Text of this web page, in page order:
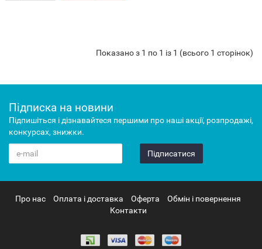
Показано з 1 по 1 із 1 (всього 1 сторінок)
Підписка на новини
Підпишіться і дізнавайтеся першими про наші акції, розпродажі,
конкурсах, знижки.
Підписатися
Про нас Оплата і доставка Оферта
Обмін і повернення
Контакти